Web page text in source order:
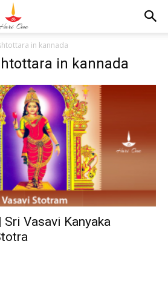
in kannada
in kannada
Vasavi Kanyaka